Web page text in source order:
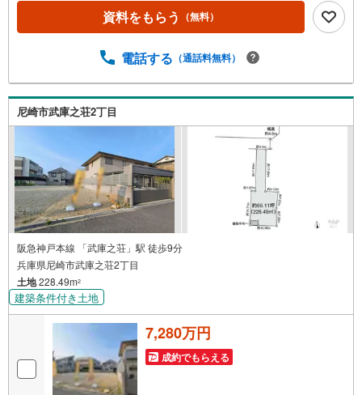
地！■弊社の特徴について東証上場「ウィル不動産販売」阪
神間・北摂・名古屋・東京に店舗展開しております。当社
事例・売出物件など一挙に比較、ご説明いたします。お買
は何でもご相談ください。弊社独自のお得な「平日会員制
度」あります。現地待ち合わせや物件最寄り駅までの送迎
も可能です。まずはお気軽にお電話を！【定休日】なし・
年末年始・他【営業時間】10:00～19:00駐車場・キッズス
ペースもございます。
資料をもらう （無料）
電話する （通話料無料）
尼崎市武庫之荘2丁目
阪急神戸本線 「武庫之荘」駅 徒歩9分
兵庫県尼崎市武庫之荘2丁目
土地228.49m2
建築条件付き土地
7,280万円
成約でもらえる